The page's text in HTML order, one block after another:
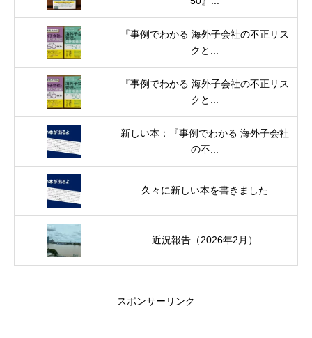
『事例でわかる 海外子会社の不正リス
クと...
『事例でわかる 海外子会社の不正リス
クと...
新しい本：『事例でわかる 海外子会社
の不...
久々に新しい本を書きました
近況報告（2026年2月）
スポンサーリンク